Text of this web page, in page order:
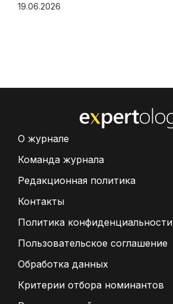
19.06.2026
О журнале
Команда журнала
Редакционная политика
Контакты
Политика конфиденциальности
Пользовательское соглашение
Обработка данных
Критерии отбора номинантов